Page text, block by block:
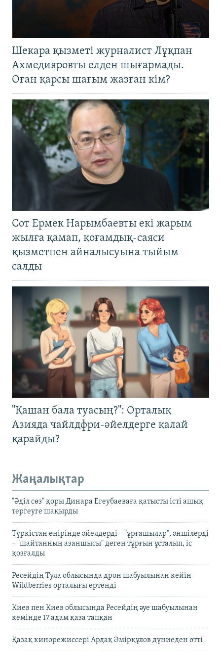
Шекара қызметі журналист Лұқпан
Ахмедияровты елден шығармады.
Оған қарсы шағым жазған кім?
Сот Ермек Нарымбаевты екі жарым
жылға қамап, қоғамдық-саяси
қызметпен айналысуына тыйым
салды
"Қашан бала туасың?": Орталық
Азияда чайлдфри-әйелдерге қалай
қарайды?
Жаңалықтар
"Әділ сөз" қоры Динара Егеубаеваға қатысты істі ашық
тергеуге шақырды
Түркістан өңірінде әйелдерді – "ұрғашылар", әншілерді
– "шайтанның азаншысы" деген тұрғын ұсталып, іс
қозғалды
Ресейдің Тула облысында дрон шабуылынан кейін
Wildberries орталығы өртенді
Киев пен Киев облысында Ресейдің әуе шабуылынан
кемінде 17 адам қаза тапқан
Қазақ кинорежиссері Ардақ Әмірқұлов дүниеден өтті